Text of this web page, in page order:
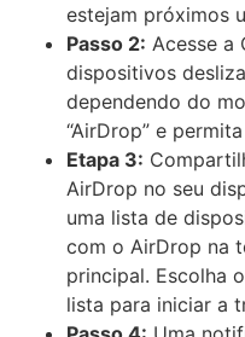
estejam próximos
Passo 2: Acesse a
dispositivos
dependendo do
“AirDrop” e
Etapa 3:
AirDrop no seu
uma lista de
com o AirDrop na
principal. Escolha
lista para iniciar a